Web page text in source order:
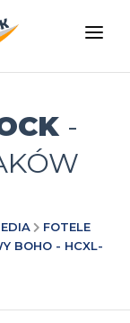
-
FOTELE
BOHO - HCXL-